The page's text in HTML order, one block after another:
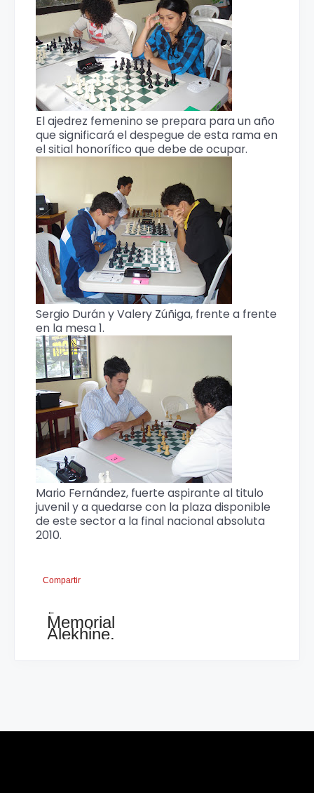
El ajedrez femenino se prepara para un año
que significará el despegue de esta rama en
el sitial honorífico que debe de ocupar.
Sergio Durán y Valery Zúñiga, frente a frente
en la mesa 1.
Mario Fernández, fuerte aspirante al titulo
juvenil y a quedarse con la plaza disponible
de este sector a la final nacional absoluta
2010.
Compartir
←
Memorial
Alekhine,
6